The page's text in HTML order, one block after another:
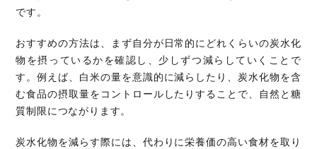
です。
おすすめの方法は、まず自分が日常的にどれくらいの炭水化
物を摂っているかを確認し、少しずつ減らしていくことで
す。例えば、白米の量を意識的に減らしたり、炭水化物を含
む食品の摂取量をコントロールしたりすることで、自然と糖
質制限につながります。
炭水化物を減らす際には、代わりに栄養価の高い食材を取り